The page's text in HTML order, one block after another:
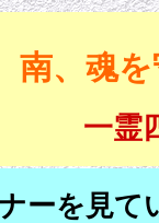
南、魂
一霊
ーを見